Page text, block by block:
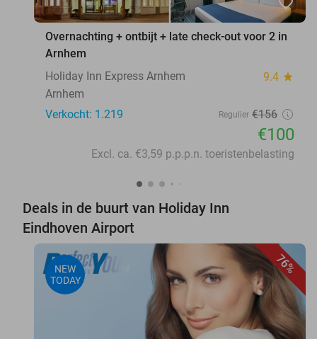
Overnachting + ontbijt + late check-out voor 2 in
Arnhem
Holiday Inn Express Arnhem
9.4 star
Arnhem
Verkocht: 1.219
Regulier €156
€100
Excl. ca. €3,59 p.p.p.n. toeristenbelasting
Deals in de buurt van Holiday Inn
Eindhoven Airport
76%
NEW
TODAY